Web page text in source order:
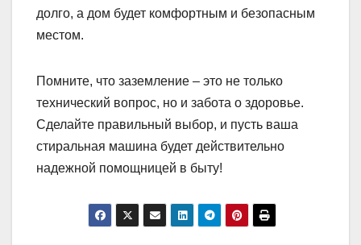
долго, а дом будет комфортным и безопасным
местом.
Помните, что заземление – это не только
технический вопрос, но и забота о здоровье.
Сделайте правильный выбор, и пусть ваша
стиральная машина будет действительно
надежной помощницей в быту!